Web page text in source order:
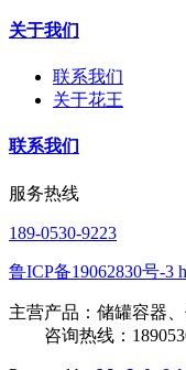
关于我们
联系我们
关于花王
联系我们
服务热线
189-0530-9223
鲁ICP备19062830号-3
主营产品：储罐容器
咨询热线：